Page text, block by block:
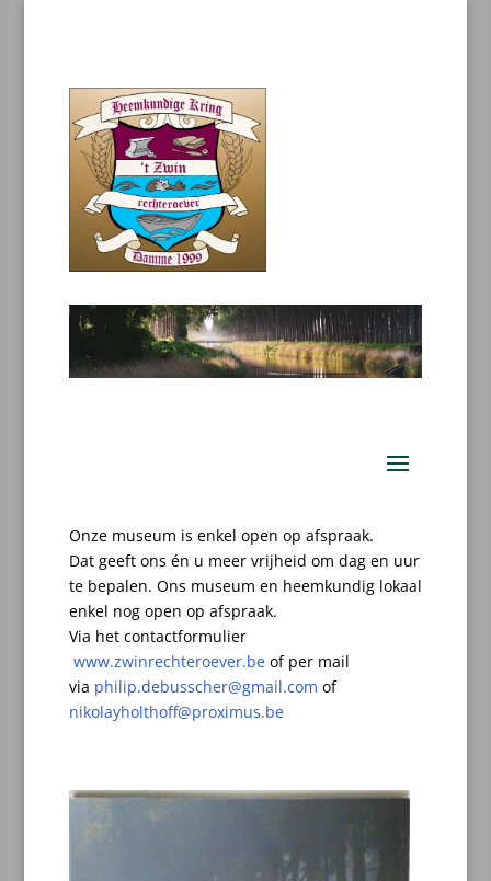
Onze museum is enkel open op afspraak.
Dat geeft ons én u meer vrijheid om dag en uur
te bepalen. Ons museum en heemkundig lokaal
enkel nog open op afspraak.
Via het contactformulier
www.zwinrechteroever.be of per mail
via philip.debusscher@gmail.com of
nikolayholthoff@proximus.be